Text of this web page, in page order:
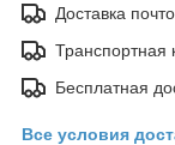
Доставка
Транспортная
Бесплатная
Все условия